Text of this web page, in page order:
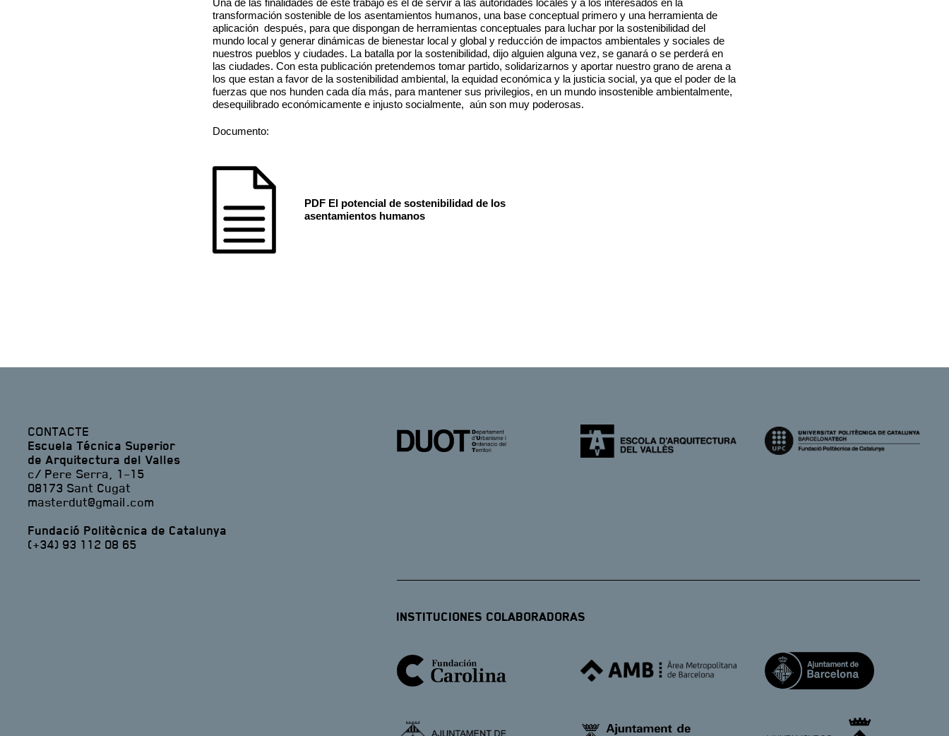
transformación sostenible de los asentamientos humanos, una base conceptual primero y una herramienta de
aplicación después, para que dispongan de herramientas conceptuales para luchar por la sostenibilidad del
mundo local y generar dinámicas de bienestar local y global y reducción de impactos ambientales y sociales de
nuestros pueblos y ciudades. La batalla por la sostenibilidad, dijo alguien alguna vez, se ganará o se perderá en
las ciudades. Con esta publicación pretendemos tomar partido, solidarizarnos y aportar nuestro grano de arena a
los que estan a favor de la sostenibilidad ambiental, la equidad económica y la justicia social, ya que el poder de la
fuerzas que nos hunden cada día más, para mantener sus privilegios, en un mundo insostenible ambientalmente,
desequilibrado económicamente e injusto socialmente, aún son muy poderosas.
Documento:
PDF El potencial de sostenibilidad de los
asentamientos humanos
CONTACTE
Escuela Técnica Superior
de Arquitectura del Valles
c/ Pere Serra, 1-15
08173 Sant Cugat
masterdut@gmail.com
Fundació Politècnica de Catalunya
(+34) 93 112 08 65
Instituciones Colaboradoras